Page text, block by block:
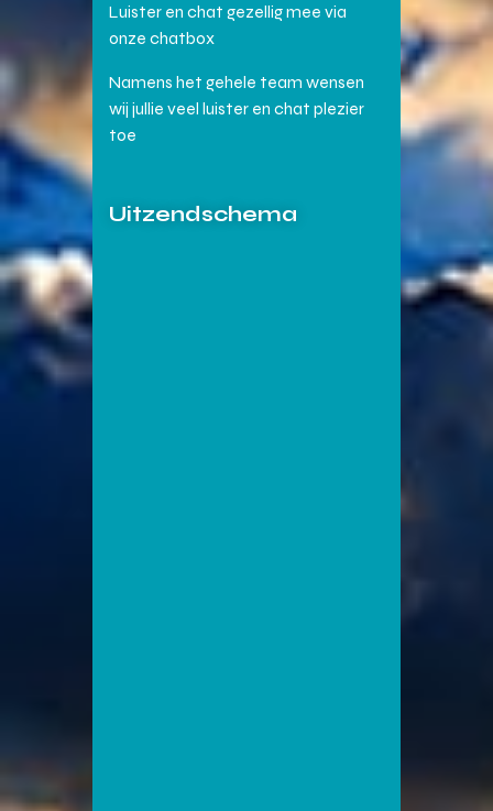
Luister en chat gezellig mee via
onze chatbox
Namens het gehele team wensen
wij jullie veel luister en chat plezier
toe
Uitzendschema